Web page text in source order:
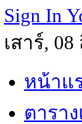
Sign In
เสาร์,
หน้าแ
ตารา